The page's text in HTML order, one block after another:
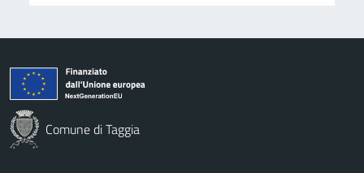
Comune di Taggia